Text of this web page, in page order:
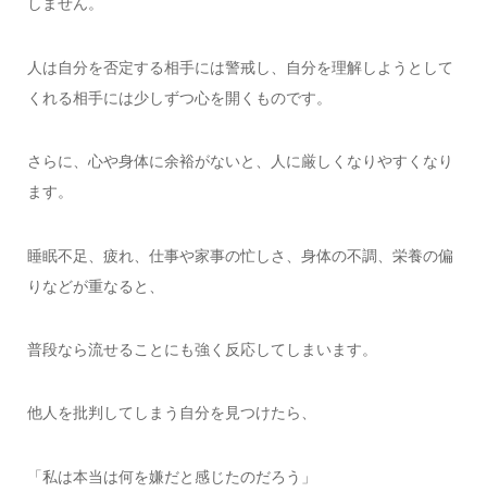
しません。
人は自分を否定する相手には警戒し、自分を理解しようとして
くれる相手には少しずつ心を開くものです。
さらに、心や身体に余裕がないと、人に厳しくなりやすくなり
ます。
睡眠不足、疲れ、仕事や家事の忙しさ、身体の不調、栄養の偏
りなどが重なると、
普段なら流せることにも強く反応してしまいます。
他人を批判してしまう自分を見つけたら、
「私は本当は何を嫌だと感じたのだろう」